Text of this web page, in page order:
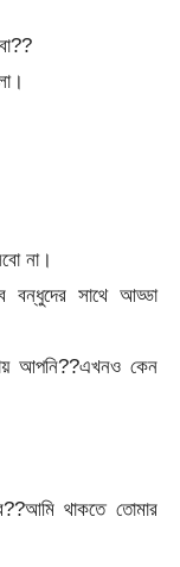
না।
বন্ধুদের সাথে আড্ডা
আপনি??এখনও কেন
থাকতে তোমার